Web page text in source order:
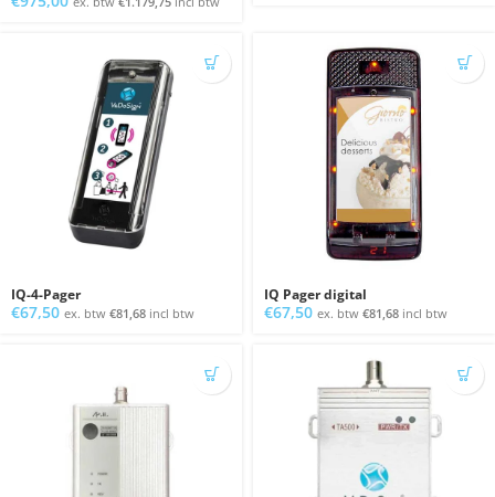
IQ-4-Pager
€67,50 ex. btw €81,68 incl btw
IQ Pager digital
€67,50 ex. btw €81,68 incl btw